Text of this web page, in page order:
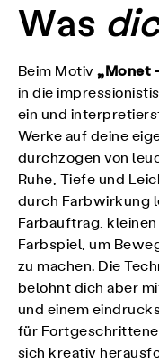
Was
Beim Motiv„Monet
in die
ein und
Werke auf deine
durchzogen von
Ruhe, Tiefe und
durch Farbwirkung
Farbauftrag,
Farbspiel, um
zu machen. Die
belohnt dich aber
und einem
für
sich kreativ